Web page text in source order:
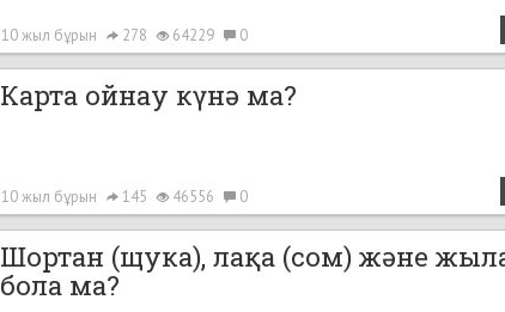
10 жыл бұрын 278 64229 0
Карта ойнау күнә ма?
10 жыл бұрын 145 46556 0
Шортан (щука), лақа (сом) және
бола ма?